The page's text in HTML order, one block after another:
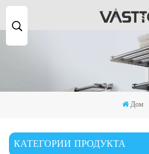
Дом
КАТЕГОРИИ ПРОДУКТА